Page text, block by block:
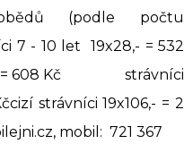
(podle počtu
7 - 10 let 19x28,- = 532
= 608 Kč strávníci
strávníci 19x106,- = 2
mobil: 721 367